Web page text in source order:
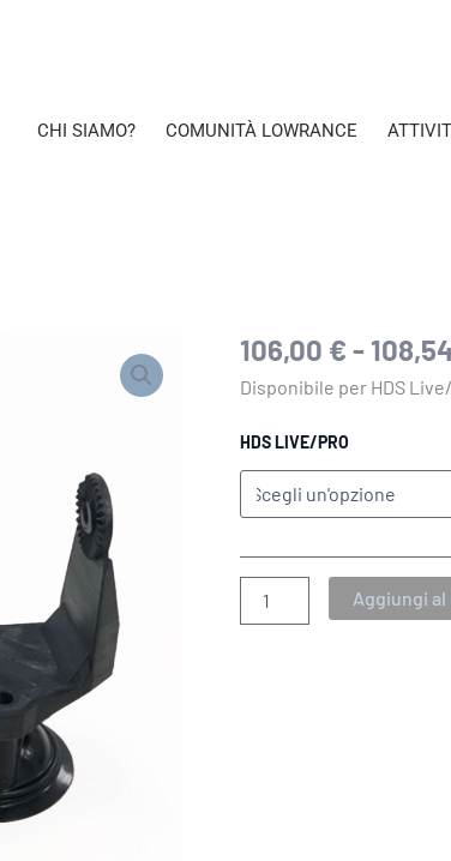
CHI SIAMO? COMUNITÀ LOWRANCE
106,00 € -
Disponibile per HDS
HDS LIVE/PRO
ADATTATORI
ASPIRAZIONE
DOPPIA
PER
HDS
quantità
Aggiungi